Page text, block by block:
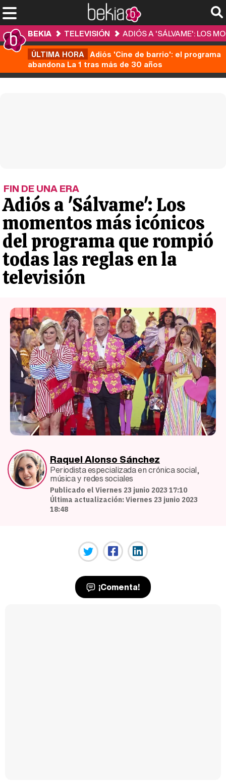
BEKIA TELEVISIÓN
ADIÓS A 'SÁLVAME': LOS
ÚLTIMA HORA Adiós 'Cine de barrio': el programa
abandona La 1 tras más de 30 años
FIN DE UNA ERA
Adiós a 'Sálvame': Los
momentos más icónicos
del programa que rompió
todas las reglas en la
televisión
Raquel Alonso Sánchez
Periodista especializada en crónica social,
música y redes sociales
Publicado el Viernes 23 junio 2023 17:10
Última actualización: Viernes 23 junio 2023
18:48
¡Comenta!